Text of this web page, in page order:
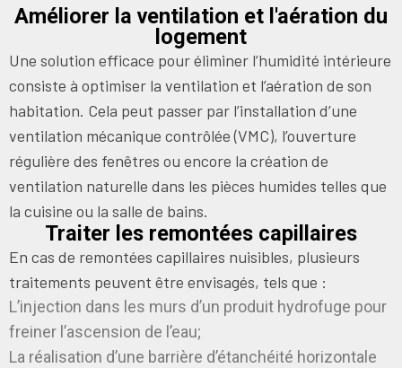
Améliorer la ventilation et l'aération du
logement
Une solution efficace pour éliminer l’humidité intérieure
consiste à optimiser la ventilation et l’aération de son
habitation. Cela peut passer par l’installation d’une
ventilation mécanique contrôlée (VMC), l’ouverture
régulière des fenêtres ou encore la création de
ventilation naturelle dans les pièces humides telles que
la cuisine ou la salle de bains.
Traiter les remontées capillaires
En cas de remontées capillaires nuisibles, plusieurs
traitements peuvent être envisagés, tels que :
L’injection dans les murs d’un produit hydrofuge pour
freiner l’ascension de l’eau;
La réalisation d’une barrière d’étanchéité horizontale